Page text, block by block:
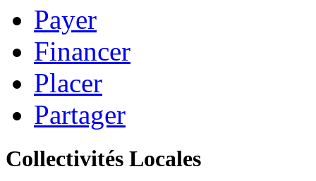
Payer
Financer
Placer
Partager
Collectivités Locales